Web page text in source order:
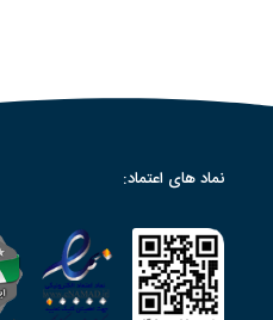
نماد های اعتماد: